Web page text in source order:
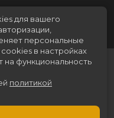
для вашего
персональные
в настройках
на функциональность
политикой